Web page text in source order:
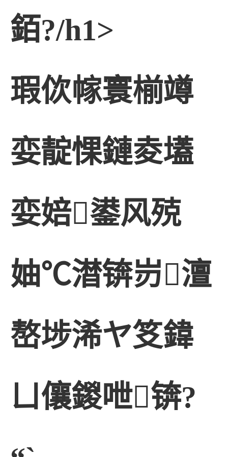
銆?/h1>
瑕佽幏寰椾竴
娈靛惈鏈夌壒
娈婄鍙风殑
妯℃澘锛岃澶
嶅埗浠ヤ笅鍏
ㄩ儴鍐呭锛?